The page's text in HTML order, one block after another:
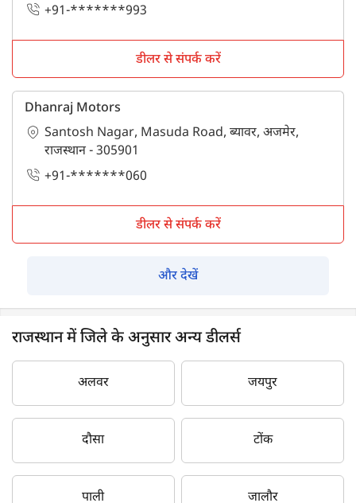
+91-*******993
डीलर से संपर्क करें
Dhanraj Motors
Santosh Nagar, Masuda Road, ब्यावर, अजमेर,
राजस्थान - 305901
+91-*******060
डीलर से संपर्क करें
और देखें
राजस्थान में जिले के अनुसार अन्य डीलर्स
अलवर जयपुर
दौसा टोंक
पाली जालौर